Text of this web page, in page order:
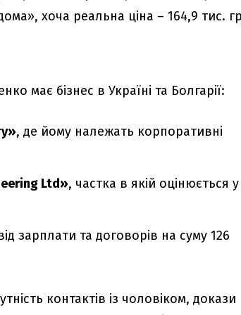
хоча реальна ціна – 164,9 тис.
має бізнес в Україні та Болгарії:
, де йому належать корпоративні
Ltd», частка в якій оцінюється у
зарплати та договорів на суму 126
контактів із чоловіком, докази